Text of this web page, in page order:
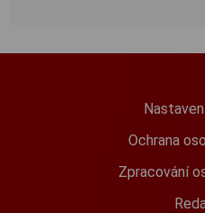
Ochrana
Zpracování